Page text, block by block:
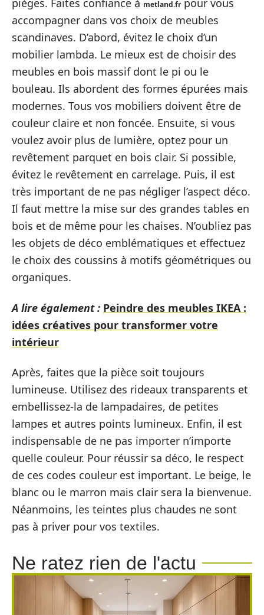
pièges. Faites confiance à metland.frpour vous
accompagner dans vos choix de meubles
scandinaves. D’abord, évitez le choix d’un
mobilier lambda. Le mieux est de choisir des
meubles en bois massif dont le pi ou le
bouleau. Ils abordent des formes épurées mais
modernes. Tous vos mobiliers doivent être de
couleur claire et non foncée. Ensuite, si vous
voulez avoir plus de lumière, optez pour un
revêtement parquet en bois clair. Si possible,
évitez le revêtement en carrelage. Puis, il est
très important de ne pas négliger l’aspect déco.
Il faut mettre la mise sur des grandes tables en
bois et de même pour les chaises. N’oubliez pas
les objets de déco emblématiques et effectuez
le choix des coussins à motifs géométriques ou
organiques.
A lire également : Peindre des meubles IKEA :
idées créatives pour transformer votre
intérieur
Après, faites que la pièce soit toujours
lumineuse. Utilisez des rideaux transparents et
embellissez-la de lampadaires, de petites
lampes et autres points lumineux. Enfin, il est
indispensable de ne pas importer n’importe
quelle couleur. Pour réussir sa déco, le respect
de ces codes couleur est important. Le beige, le
blanc ou le marron mais clair sera la bienvenue.
Néanmoins, les teintes plus chaudes ne sont
pas à priver pour vos textiles.
Ne ratez rien de l'actu